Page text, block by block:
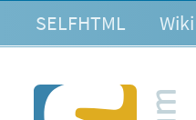
SELFHTML Wiki